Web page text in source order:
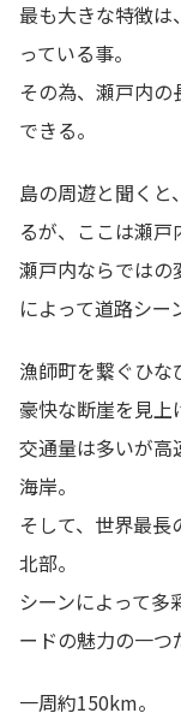
最も大きな特徴は
っている事。
その為、瀬戸内
できる。
島の周遊と聞くと
るが、ここは瀬戸
瀬戸内ならではの
によって道路シー
漁師町を繋ぐひな
豪快な断崖を見上
交通量は多いが高
海岸。
そして、世界最
北部。
シーンによって
ードの魅力の一つ
一周約150km。